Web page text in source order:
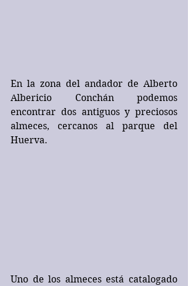
En la zona del andador de Alberto
Albericio Conchán podemos
encontrar dos antiguos y preciosos
almeces, cercanos al parque del
Huerva.
Uno de los almeces está catalogado